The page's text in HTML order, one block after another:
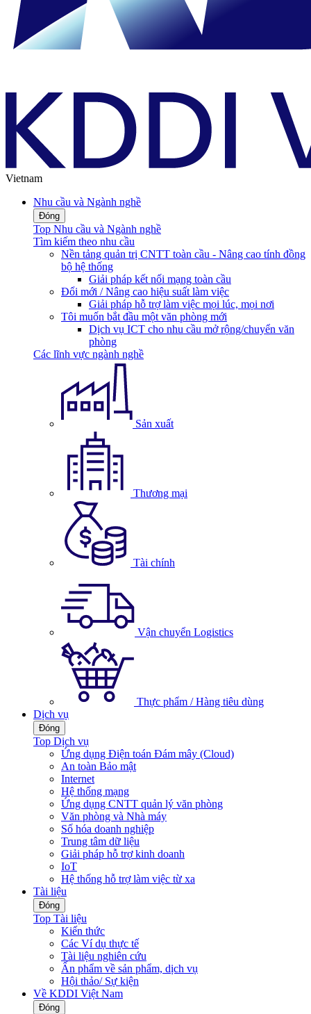
Vietnam
Nhu cầu và Ngành nghề
Đóng
Top Nhu cầu và Ngành nghề
Tìm kiếm theo nhu cầu
Nền tảng quản trị CNTT toàn cầu - Nâng cao tính đồng
bộ hệ thống
Giải pháp kết nối mạng toàn cầu
Đổi mới / Nâng cao hiệu suất làm việc
Giải pháp hỗ trợ làm việc mọi lúc, mọi nơi
Tôi muốn bắt đầu một văn phòng mới
Dịch vụ ICT cho nhu cầu mở rộng/chuyển văn
phòng
Các lĩnh vực ngành nghề
Sản xuất
Thương mại
Tài chính
Vận chuyển Logistics
Thực phẩm / Hàng tiêu dùng
Dịch vụ
Đóng
Top Dịch vụ
Ứng dụng Điện toán Đám mây (Cloud)
An toàn Bảo mật
Internet
Hệ thống mạng
Ứng dụng CNTT quản lý văn phòng
Văn phòng và Nhà máy
Số hóa doanh nghiệp
Trung tâm dữ liệu
Giải pháp hỗ trợ kinh doanh
IoT
Hệ thống hỗ trợ làm việc từ xa
Tài liệu
Đóng
Top Tài liệu
Kiến thức
Các Ví dụ thực tế
Tài liệu nghiên cứu
Ấn phẩm về sản phẩm, dịch vụ
Hội thảo/ Sự kiện
Về KDDI Việt Nam
Đóng